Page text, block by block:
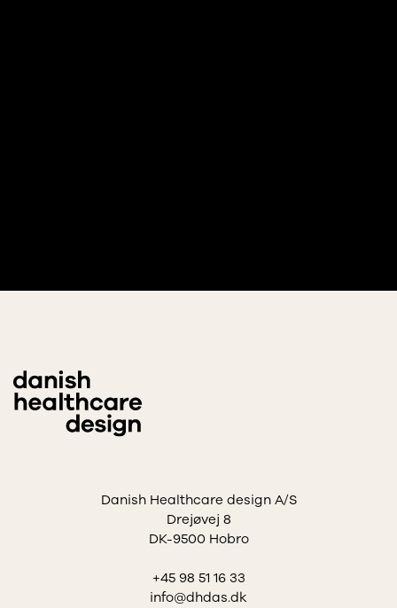
Danish Healthcare design A/S
Drejøvej 8
DK-9500 Hobro
+45 98 51 16 33
info@dhdas.dk